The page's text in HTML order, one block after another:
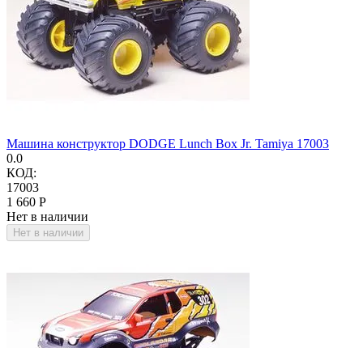
Машина конструктор DODGE Lunch Box Jr. Tamiya 17003
0.0
КОД:
17003
1 660 Р
Нет в наличии
Нет в наличии